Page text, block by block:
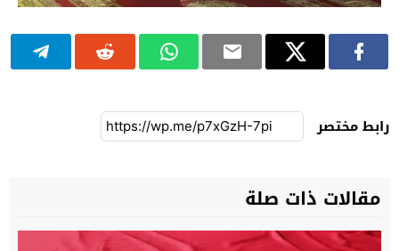
رابط مختصر
مقالات ذات صلة